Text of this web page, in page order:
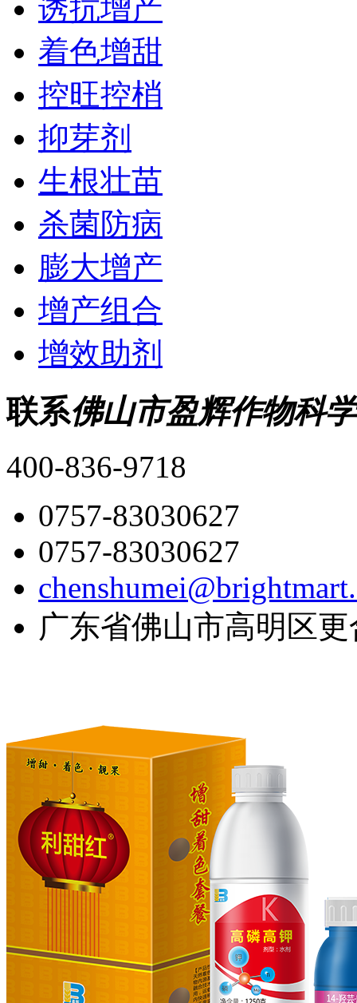
诱抗增产
着色增甜
控旺控梢
抑芽剂
生根壮苗
杀菌防病
膨大增产
增产组合
增效助剂
联系佛山市盈辉作物科
400-836-9718
0757-83030627
0757-83030627
广东省佛山市高明区